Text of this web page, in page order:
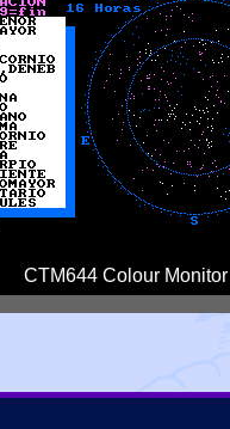
CTM644 Colour Monitor